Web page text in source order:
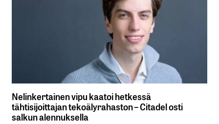
Nelinkertainen vipu kaatoi hetkessä
tähtisijoittajan tekoälyrahaston – Citadel osti
salkun alennuksella